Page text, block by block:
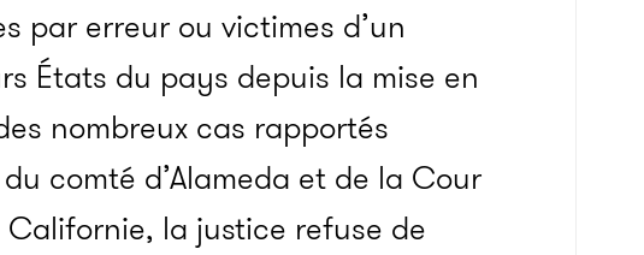
par erreur ou victimes d’un
États du pays depuis la mise en
nombreux cas rapportés
comté d’Alameda et de la Cour
la justice refuse de